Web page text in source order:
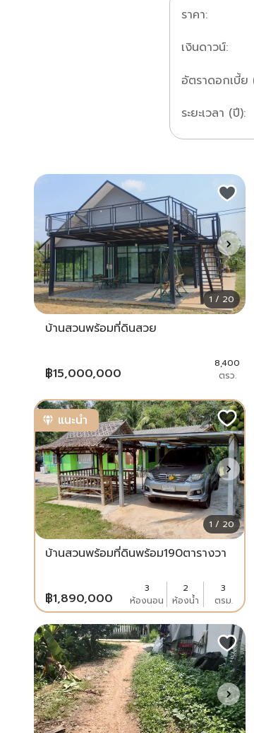
ราคา:
เงินดาวน์:
อัตราดอกเบี้ย
ระยะเวลา (ปี):
1 / 20
บ้านสวนพร้อมที่ดินสวย
฿15,000,000
8,400
ตรว.
แนะนำ
1 / 20
บ้านสวนพร้อมที่ดินพร้อม190ตารางวา
฿1,890,000
3
ห้องนอน
2
ห้องน้ำ
3
ตรม.